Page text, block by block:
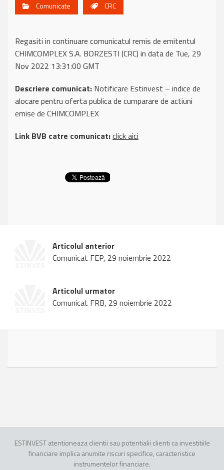
Comunicate CRC
Regasiti in continuare comunicatul remis de emitentul
CHIMCOMPLEX S.A. BORZESTI (CRC) in data de Tue, 29
Nov 2022 13:31:00 GMT
Descriere comunicat: Notificare Estinvest – indice de
alocare pentru oferta publica de cumparare de actiuni
emise de CHIMCOMPLEX
Link BVB catre comunicat:click aici
Articolul anterior
Comunicat FEP, 29 noiembrie 2022
Articolul urmator
Comunicat FRB, 29 noiembrie 2022
ESTINVEST atentioneaza clientii sau potentialii clienti ca investitiile
financiare implica anumite riscuri specifice, caracteristice
instrumentelor financiare.